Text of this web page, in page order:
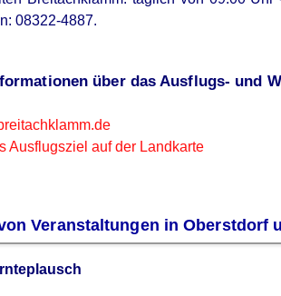
08322-4887.
über das Ausflugs- und
Ausflugsziel auf der Landkarte
Veranstaltungen in Oberstdorf